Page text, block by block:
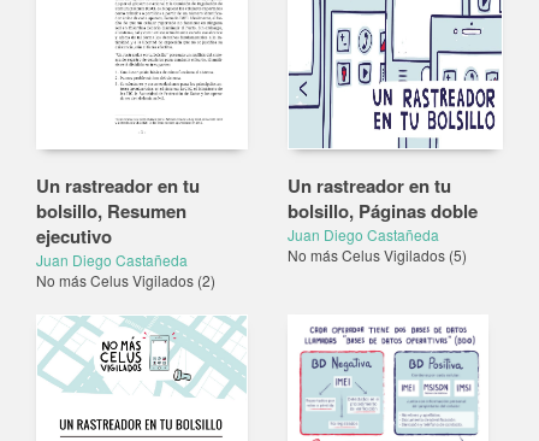
Un rastreador en tu
bolsillo, Resumen
ejecutivo
Juan Diego Castañeda
No más Celus Vigilados (2)
Un rastreador en tu
bolsillo, Páginas doble
Juan Diego Castañeda
No más Celus Vigilados (5)